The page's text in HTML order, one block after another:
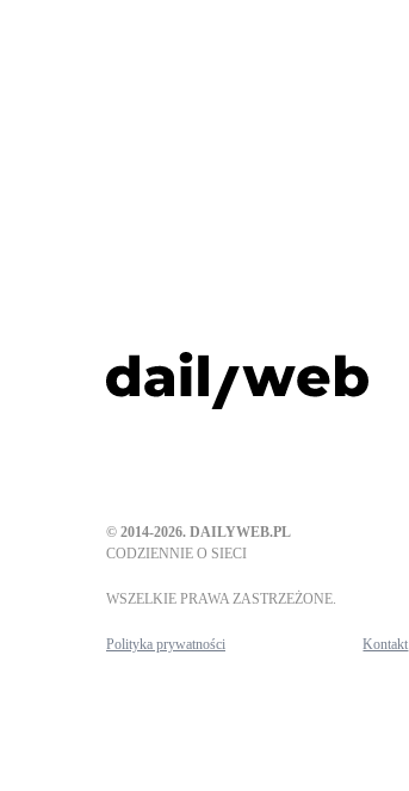
© 2014-2026. DAILYWEB.PL
CODZIENNIE O SIECI
WSZELKIE PRAWA ZASTRZEŻONE.
Polityka prywatności Kontakt